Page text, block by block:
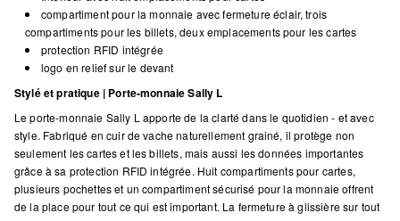
compartiment pour la monnaie avec fermeture éclair, trois
compartiments pour les billets, deux emplacements pour les cartes
protection RFID intégrée
logo en relief sur le devant
Stylé et pratique | Porte-monnaie Sally L
Le porte-monnaie Sally L apporte de la clarté dans le quotidien - et avec
style. Fabriqué en cuir de vache naturellement grainé, il protège non
seulement les cartes et les billets, mais aussi les données importantes
grâce à sa protection RFID intégrée. Huit compartiments pour cartes,
plusieurs pochettes et un compartiment sécurisé pour la monnaie offrent
de la place pour tout ce qui est important. La fermeture à glissière sur tout